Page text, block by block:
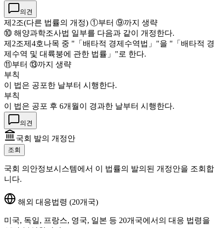
의견
제2조(다른 법률의 개정) ①부터 ⑨까지 생략
⑩ 해양과학조사법 일부를 다음과 같이 개정한다.
제2조제4호나목 중 "「배타적 경제수역법」"을 "「배타적 경
제수역 및 대륙붕에 관한 법률」"로 한다.
⑪부터 ⑬까지 생략
부칙
이 법은 공포한 날부터 시행한다.
부칙
이 법은 공포 후 6개월이 경과한 날부터 시행한다.
의견
국회 발의 개정안
조회
국회 의안정보시스템에서 이 법률의 발의된 개정안을 조회합
니다.
해외 대응법령 (20개국)
미국, 독일, 프랑스, 영국, 일본 등 20개국에서의 대응 법령을